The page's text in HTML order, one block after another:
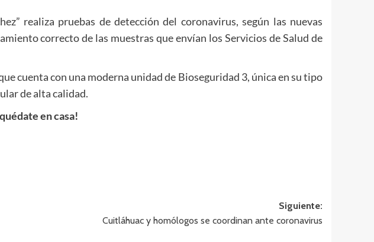
realiza pruebas de detección del coronavirus, según las nuevas
correcto de las muestras que envían los Servicios de Salud de
cuenta con una moderna unidad de Bioseguridad 3, única en su tipo
de alta calidad.
en casa!
Siguiente:
Cuitláhuac y homólogos se coordinan ante coronavirus